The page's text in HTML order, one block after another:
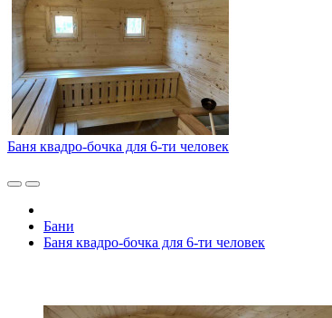
Баня квадро-бочка для 6-ти человек
Бани
Баня квадро-бочка для 6-ти человек